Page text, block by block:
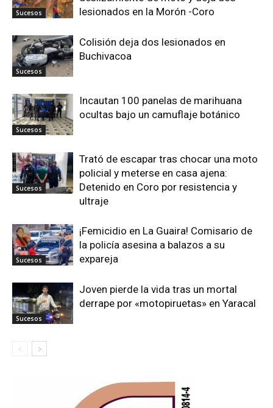
Sucesos
lesionados en la Morón -Coro
Sucesos
Colisión deja dos lesionados en
Buchivacoa
Sucesos
Incautan 100 panelas de marihuana
ocultas bajo un camuflaje botánico
Sucesos
Trató de escapar tras chocar una moto
policial y meterse en casa ajena:
Detenido en Coro por resistencia y
ultraje
Sucesos
¡Femicidio en La Guaira! Comisario de
la policía asesina a balazos a su
expareja
Sucesos
Joven pierde la vida tras un mortal
derrape por «motopiruetas» en Yaracal